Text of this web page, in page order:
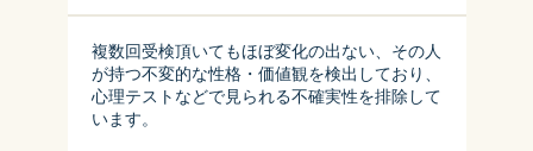
複数回受検頂いてもほぼ変化の出ない、その人
が持つ不変的な性格・価値観を検出しており、
心理テストなどで見られる不確実性を排除して
います。